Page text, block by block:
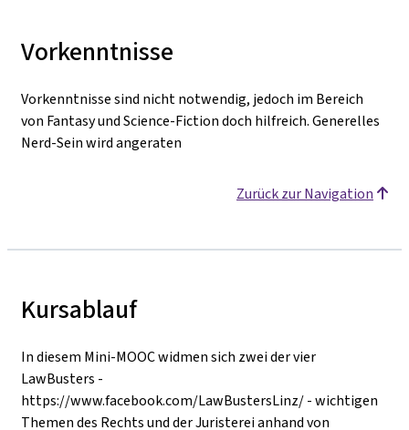
Vorkenntnisse
Vorkenntnisse sind nicht notwendig, jedoch im Bereich
von Fantasy und Science-Fiction doch hilfreich. Generelles
Nerd-Sein wird angeraten
Zurück zur Navigation
Kursablauf
In diesem Mini-MOOC widmen sich zwei der vier
LawBusters -
https://www.facebook.com/LawBustersLinz/ - wichtigen
Themen des Rechts und der Juristerei anhand von